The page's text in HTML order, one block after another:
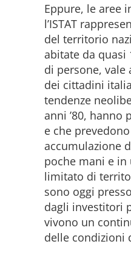
Eppure, le aree
l’ISTAT
del territorio
abitate da quasi
di persone, vale
dei cittadini
tendenze
anni ’80, hanno
e che
accumulazione
poche mani e in
limitato di
sono oggi
dagli investitori
vivono un
delle condizioni